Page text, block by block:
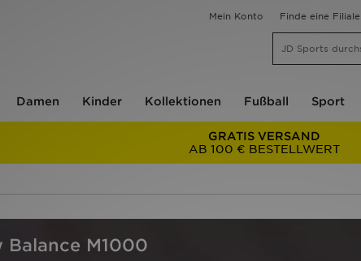
Mein Konto Finde eine Filiale
Damen Kinder Kollektionen Fußball Sport
GRATIS VERSAND
AB 100 € BESTELLWERT
Balance M1000